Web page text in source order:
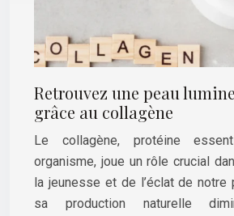
Retrouvez une peau
grâce au collagène
Le collagène, protéine
organisme, joue un rôle crucial
la jeunesse et de l’éclat de notre
sa production naturelle